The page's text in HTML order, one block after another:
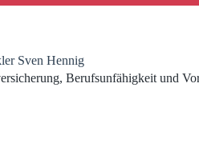
Sven Hennig
Berufsunfähigkeit und